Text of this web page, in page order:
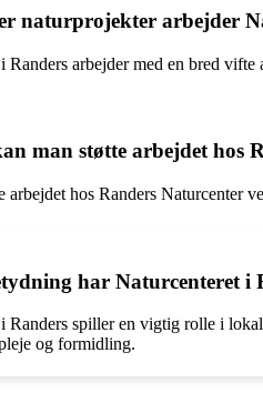
naturprojekter arbejder
Randers arbejder med en bred
man støtte arbejdet hos
arbejdet hos Randers Naturcenter
har Naturcenteret i
Randers spiller en vigtig rolle i
og formidling.